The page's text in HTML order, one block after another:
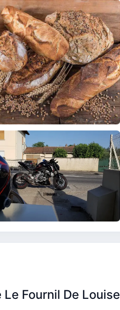
Fournil De Louise